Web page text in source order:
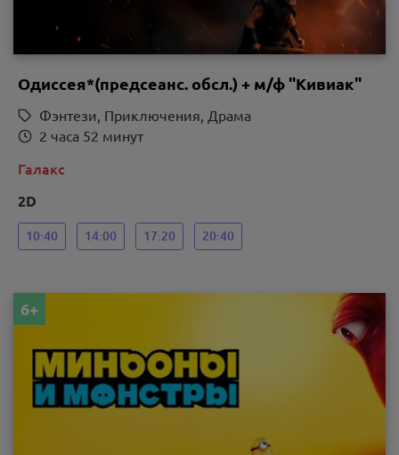
Одиссея*(предсеанс. обсл.) + м/ф "Кивиак"
Фэнтези, Приключения, Драма
2 часа 52 минут
Галакс
2D
10:40 14:00 17:20 20:40
6+